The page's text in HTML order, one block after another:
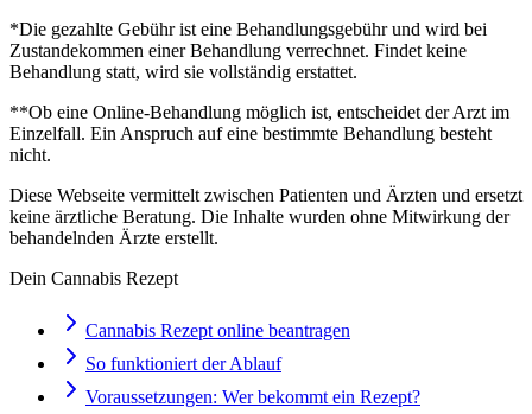
*Die gezahlte Gebühr ist eine Behandlungsgebühr und wird bei
Zustandekommen einer Behandlung verrechnet. Findet keine
Behandlung statt, wird sie vollständig erstattet.
**Ob eine Online-Behandlung möglich ist, entscheidet der Arzt im
Einzelfall. Ein Anspruch auf eine bestimmte Behandlung besteht
nicht.
Diese Webseite vermittelt zwischen Patienten und Ärzten und ersetzt
keine ärztliche Beratung. Die Inhalte wurden ohne Mitwirkung der
behandelnden Ärzte erstellt.
Dein Cannabis Rezept
Cannabis Rezept online beantragen
So funktioniert der Ablauf
Voraussetzungen: Wer bekommt ein Rezept?